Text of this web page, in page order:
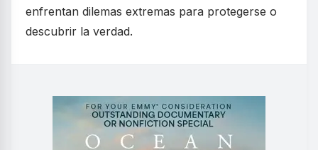
enfrentan dilemas extremas para protegerse o
descubrir la verdad.